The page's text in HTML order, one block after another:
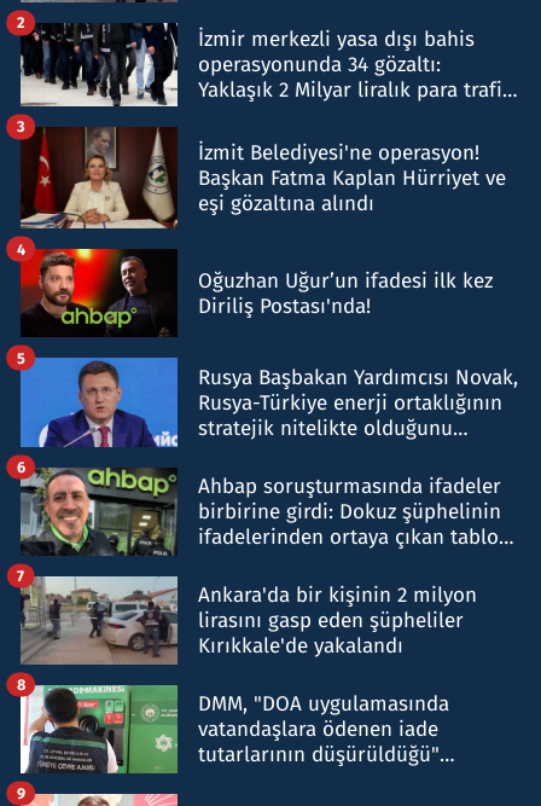
İzmir merkezli yasa dışı bahis
operasyonunda 34 gözaltı:
Yaklaşık 2 Milyar liralık para trafiği
2
İzmit Belediyesi'ne operasyon!
Başkan Fatma Kaplan Hürriyet ve
eşi gözaltına alındı
3
Oğuzhan Uğur’un ifadesi ilk kez
Diriliş Postası'nda!
4
Rusya Başbakan Yardımcısı Novak,
Rusya-Türkiye enerji ortaklığının
stratejik nitelikte olduğunu
5
Ahbap soruşturmasında ifadeler
birbirine girdi: Dokuz şüphelinin
ifadelerinden ortaya çıkan tablo
6
Ankara'da bir kişinin 2 milyon
lirasını gasp eden şüpheliler
Kırıkkale'de yakalandı
7
DMM, "DOA uygulamasında
vatandaşlara ödenen iade
tutarlarının düşürüldüğü"
8
9